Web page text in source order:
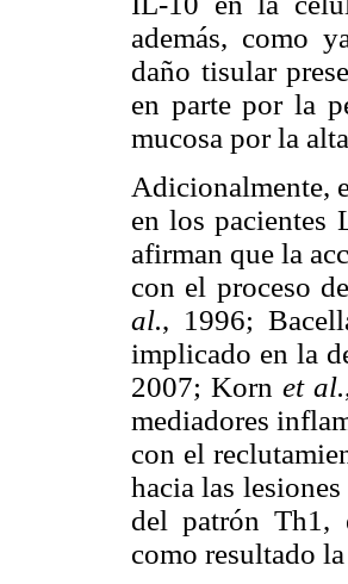
además, como
daño tisular
en parte por la
mucosa por la
Adicionalmente,
en los pacientes
afirman que la
con el proceso
al., 1996;
implicado en la
2007; Kornet al.
mediadores
con el
hacia las
del patrón Th1,
como resultado